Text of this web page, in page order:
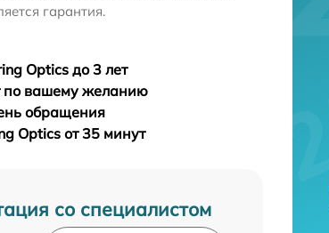
со специалистом
гарантия.
Optics до 3 лет
по вашему желанию
обращения
Optics от 35 минут